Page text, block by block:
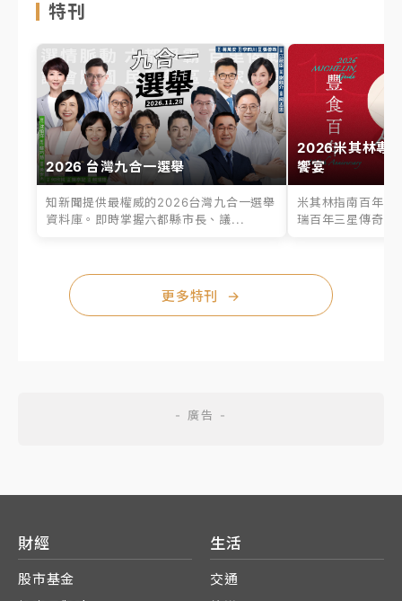
特刊
2026 台灣九合一選舉
知新聞提供最權威的2026台灣九合一選舉
資料庫。即時掌握六都縣市長、議...
2026米其林專
饗宴
米其林指南百年之
瑞百年三星傳奇、
更多特刊 →
財經
股市基金
生活
交通